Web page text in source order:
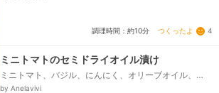
調理時間：約10分 つくったよ 4
ミニトマトのセミドライオイル漬け
ミニトマト、バジル、にんにく、オリーブオイル、
塩、荒挽きこしょう
by Anelavivi